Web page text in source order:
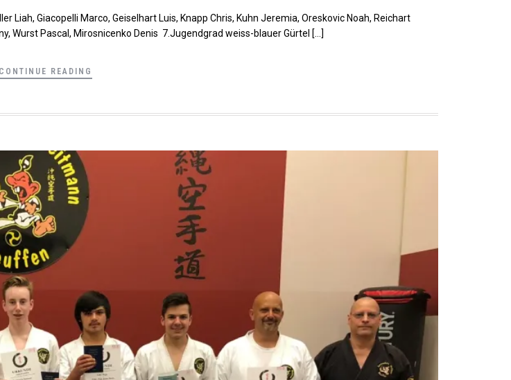
Liah, Giacopelli Marco, Geiselhart Luis, Knapp Chris, Kuhn Jeremia, Oreskovic Noah, Reichart
Wurst Pascal, Mirosnicenko Denis 7.Jugendgrad weiss-blauer Gürtel […]
CONTINUE READING